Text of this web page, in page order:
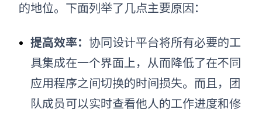
的地位。下面列举了几点主要原因：
提高效率： 协同设计平台将所有必要的工
具集成在一个界面上，从而降低了在不同
应用程序之间切换的时间损失。而且，团
队成员可以实时查看他人的工作进度和修